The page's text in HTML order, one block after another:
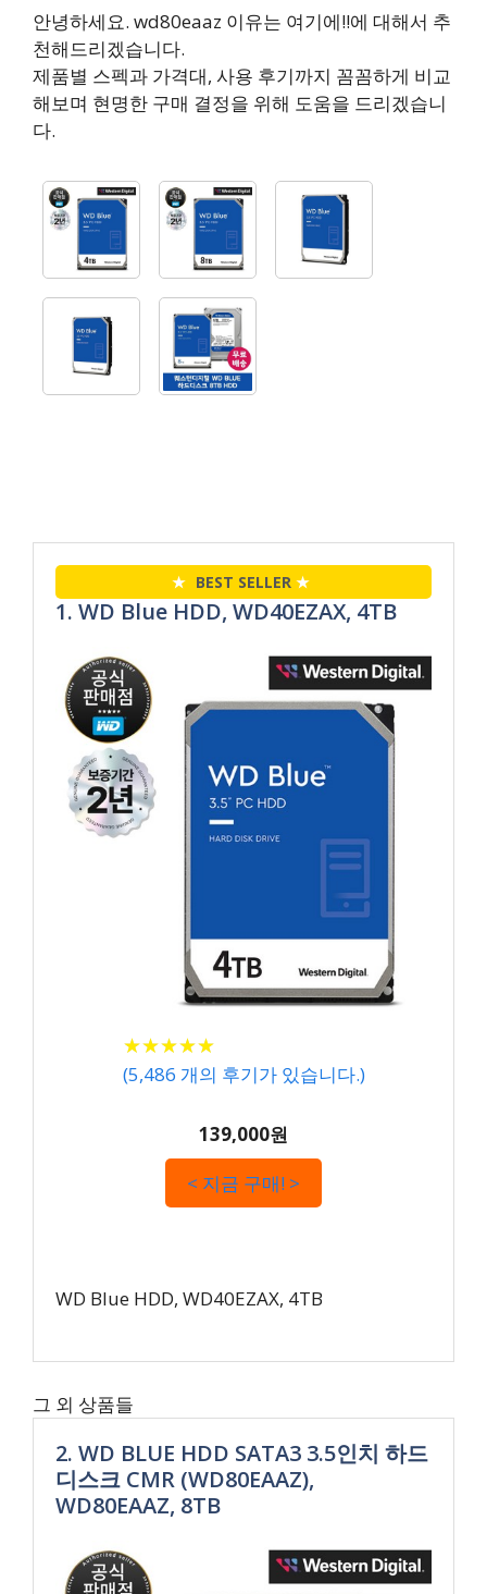
안녕하세요. wd80eaaz 이유는 여기에!!에 대해서 추
천해드리겠습니다.
제품별 스펙과 가격대, 사용 후기까지 꼼꼼하게 비교
해보며 현명한 구매 결정을 위해 도움을 드리겠습니
다.
★ BEST SELLER ★
1. WD Blue HDD, WD40EZAX, 4TB
★★★★★
★★★★★
(5,486 개의 후기가 있습니다.)
139,000원
< 지금 구매! >
WD Blue HDD, WD40EZAX, 4TB
그 외 상품들
2. WD BLUE HDD SATA3 3.5인치 하드
디스크 CMR (WD80EAAZ),
WD80EAAZ, 8TB